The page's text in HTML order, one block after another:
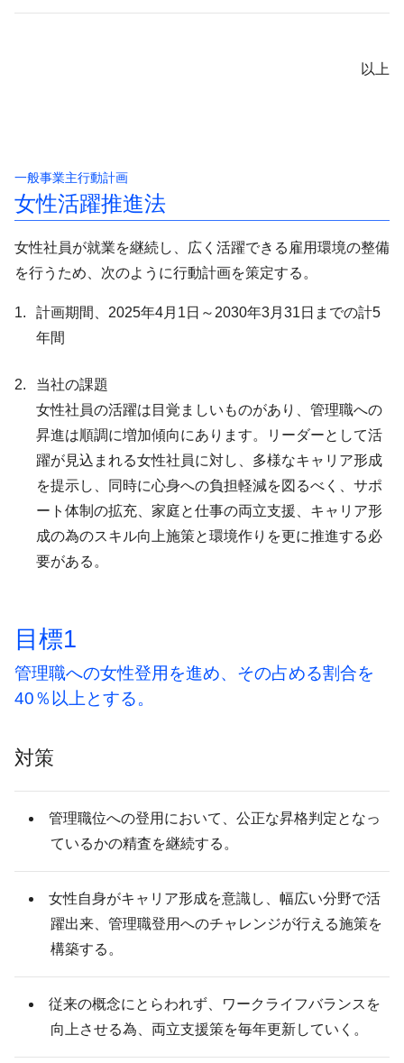
以上
一般事業主行動計画
女性活躍推進法
女性社員が就業を継続し、広く活躍できる雇用環境の整備
を行うため、次のように行動計画を策定する。
計画期間、2025年4月1日～2030年3月31日までの計5
年間
当社の課題
女性社員の活躍は目覚ましいものがあり、管理職への
昇進は順調に増加傾向にあります。リーダーとして活
躍が見込まれる女性社員に対し、多様なキャリア形成
を提示し、同時に心身への負担軽減を図るべく、サポ
ート体制の拡充、家庭と仕事の両立支援、キャリア形
成の為のスキル向上施策と環境作りを更に推進する必
要がある。
目標1
管理職への女性登用を進め、その占める割合を
40％以上とする。
対策
管理職位への登用において、公正な昇格判定となっ
ているかの精査を継続する。
女性自身がキャリア形成を意識し、幅広い分野で活
躍出来、管理職登用へのチャレンジが行える施策を
構築する。
従来の概念にとらわれず、ワークライフバランスを
向上させる為、両立支援策を毎年更新していく。